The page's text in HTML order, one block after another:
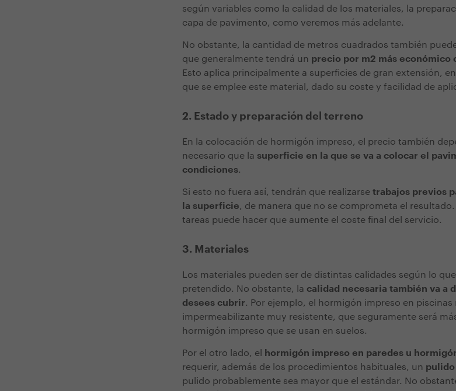
según variables como la calidad de los materiales, la
capa de pavimento, como veremos más adelante.
No obstante, la cantidad de metros cuadrados también
que generalmente tendrá un precio por m2 más económico
Esto aplica principalmente a superficies de gran extensión,
que se emplee este material, dado su coste y facilidad de
2. Estado y preparación del terreno
En la colocación de hormigón impreso, el precio también
necesario que la superficie en la que se va a colocar el
condiciones.
Si esto no fuera así, tendrán que realizarse trabajos previos
la superficie, de manera que no se comprometa el
tareas puede hacer que aumente el coste final del servicio.
3. Materiales
Los materiales pueden ser de distintas calidades según lo
pretendido. No obstante, la calidad necesaria también va a
desees cubrir. Por ejemplo, el hormigón impreso en
impermeabilizante muy resistente, que seguramente será
hormigón impreso que se usan en suelos.
Por el otro lado, el hormigón impreso en paredes u
requerir, además de los procedimientos habituales, un pulido
pulido probablemente sea mayor que el estándar. No